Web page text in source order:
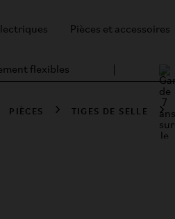
Pièces et accessoires
flexibles
PIÈCES TIGES DE SELLE